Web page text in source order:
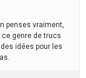
penses vraiment,
ce genre de trucs
idées pour les